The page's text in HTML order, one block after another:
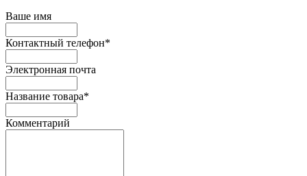
Ваше имя
Контактный телефон*
Электронная почта
Название товара*
Комментарий